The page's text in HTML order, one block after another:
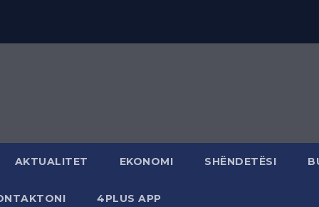
AKTUALITET EKONOMI SHËNDETËSI
4PLUS APP